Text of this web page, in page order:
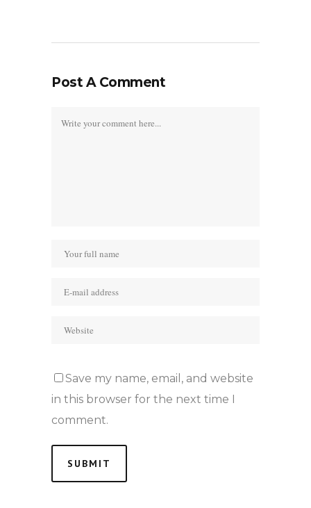
Post A Comment
Save my name, email, and website
in this browser for the next time I
comment.